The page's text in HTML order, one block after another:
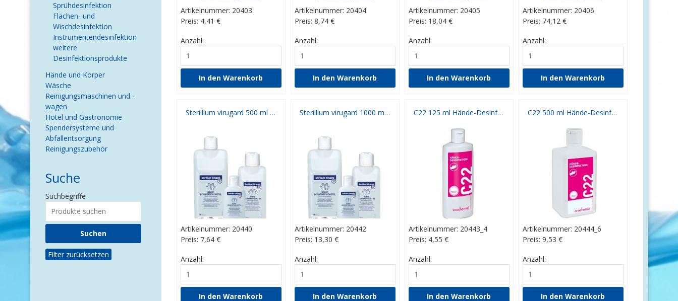
Artikelnummer: 20403
Preis: 4,41 €
Anzahl:
Artikelnummer: 20404
Preis: 8,74 €
Anzahl:
Artikelnummer: 20405
Preis: 18,04 €
Anzahl:
Artikelnummer: 20406
Preis: 74,12 €
Anzahl:
Sterillium virugard 500 ml Händedesinfektion
Artikelnummer: 20440
Preis: 7,64 €
Anzahl:
Sterillium virugard 1000 ml Händedesinfektion
Artikelnummer: 20442
Preis: 13,30 €
Anzahl:
C22 125 ml Hände-Desinfektion mit Klappverschluss
Artikelnummer: 20443_4
Preis: 4,55 €
Anzahl:
C22 500 ml Hände-Desinfektion
Artikelnummer: 20444_6
Preis: 9,53 €
Anzahl:
Sprühdesinfektion
Flächen- und
Wischdesinfektion
Instrumentendesinfektion
weitere
Desinfektionsprodukte
Hände und Körper
Wäsche
Reinigungsmaschinen und -
wagen
Hotel und Gastronomie
Spendersysteme und
Abfallentsorgung
Reinigungszubehör
Suche
Suchbegriffe
Filter zurücksetzen